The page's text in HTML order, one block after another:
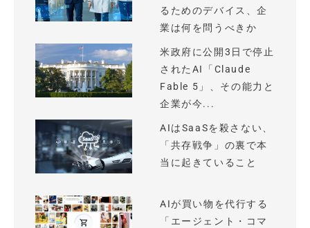
るためのデバイス、企
業は何を問うべきか
米政府に公開3日で停止
されたAI「Claude
Fable 5」、その能力と
企業が今...
AIはSaaSを殺さない、
「共存戦争」の裏で本
当に起きていること
AIが買い物を代行する
「エージェント・コマ